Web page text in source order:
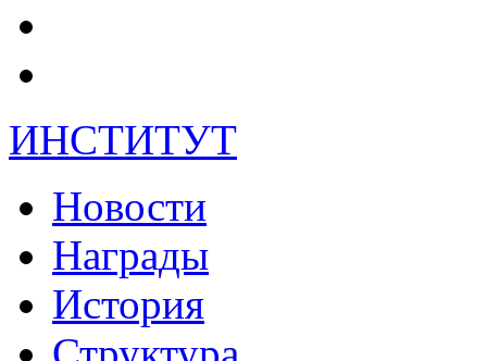
ИНСТИТУТ
Новости
Награды
История